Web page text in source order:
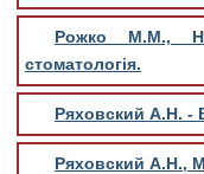
Рожко М.М.,
стоматологія.
Ряховский А.Н. -
Ряховский А.Н.,